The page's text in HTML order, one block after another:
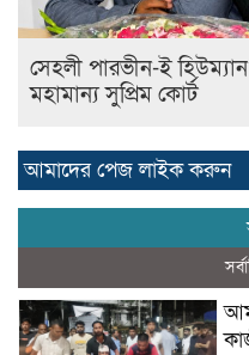
সেহলী পারভীন-ই
মহামান্য সুপ্রিম কোর্ট
আমাদের পেজ লাইক করুন